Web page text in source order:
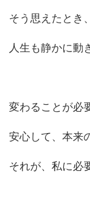
そう思えたとき、
人生も静かに動
変わることが必
安心して、本来
それが、私に必